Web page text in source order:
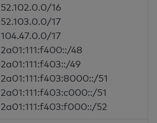
52.102.0.0/16
52.103.0.0/17
104.47.0.0/17
2a01:111:f400::/48
2a01:111:f403::/49
2a01:111:f403:8000::/51
2a01:111:f403:c000::/51
2a01:111:f403:f000::/52